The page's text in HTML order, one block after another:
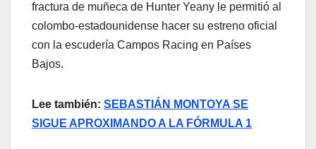
fractura de muñeca de Hunter Yeany le permitió al
colombo-estadounidense hacer su estreno oficial
con la escudería Campos Racing en Países
Bajos.
Lee también: SEBASTIÁN MONTOYA SE
SIGUE APROXIMANDO A LA FÓRMULA 1